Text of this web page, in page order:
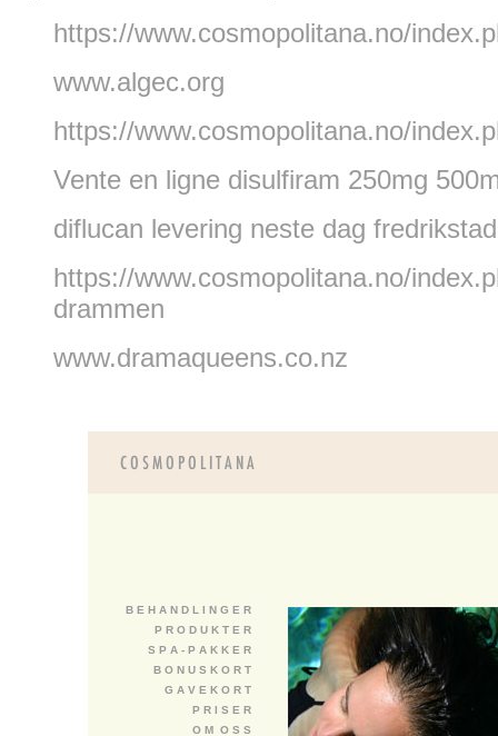
https://www.cosmopolitana.no/
www.algec.org
https://www.cosmopolitana.no/
Vente en ligne disulfiram 250mg
diflucan levering neste dag fredrikstad
https://www.cosmopolitana.no/
drammen
www.dramaqueens.co.nz
B E H A N D L I N G E R
P R O D U K T E R
S P A - P A K K E R
B O N U S K O R T
G A V E K O R T
P R I S E R
O M O S S